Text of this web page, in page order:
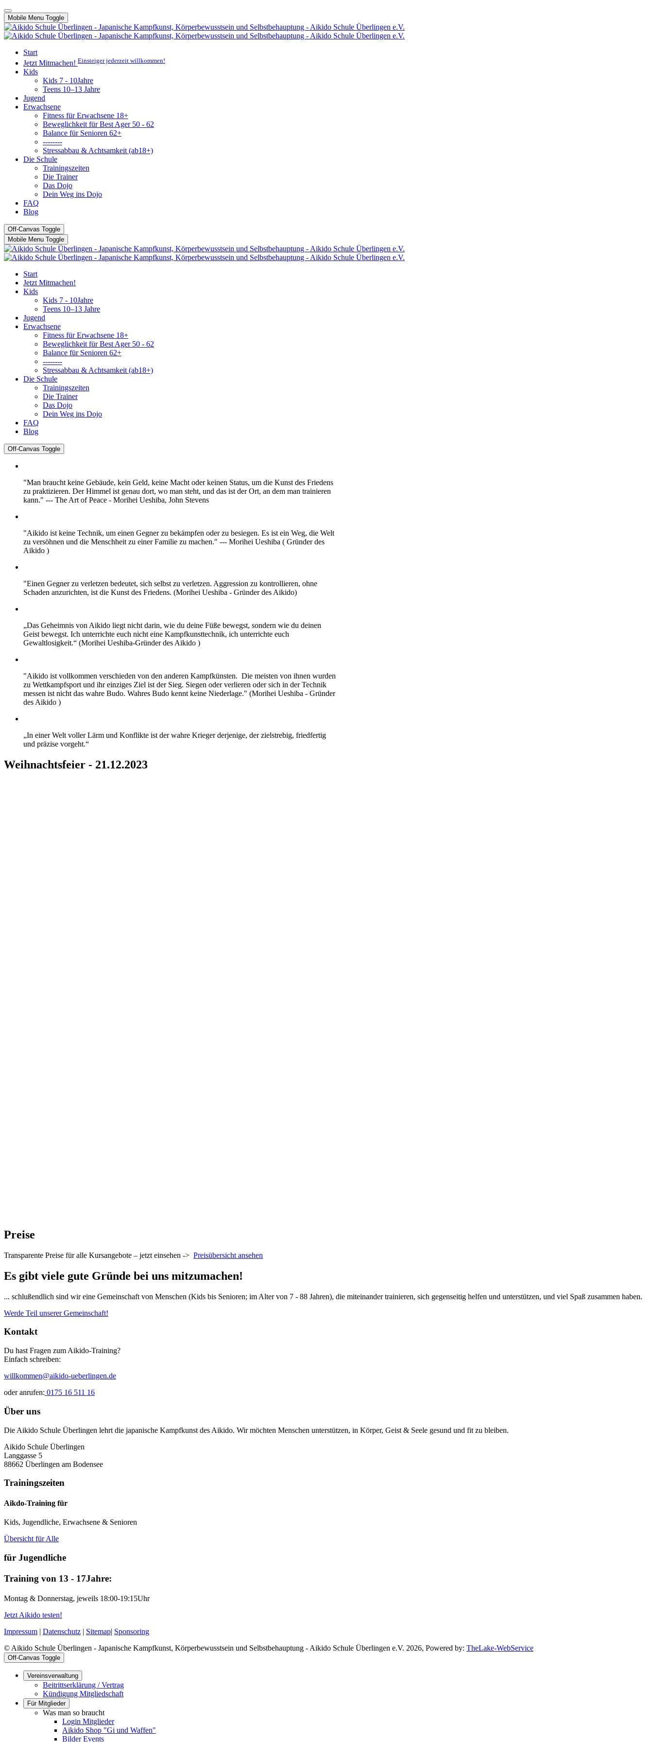
Mobile Menu Toggle
Start
Jetzt Mitmachen! Einsteiger jederzeit willkommen!
Kids
Kids 7 - 10Jahre
Teens 10–13 Jahre
Jugend
Erwachsene
Fitness für Erwachsene 18+
Beweglichkeit für Best Ager 50 - 62
Balance für Senioren 62+
--------
Stressabbau & Achtsamkeit (ab18+)
Die Schule
Trainingszeiten
Die Trainer
Das Dojo
Dein Weg ins Dojo
FAQ
Blog
Off-Canvas Toggle
Mobile Menu Toggle
Start
Jetzt Mitmachen!
Kids
Kids 7 - 10Jahre
Teens 10–13 Jahre
Jugend
Erwachsene
Fitness für Erwachsene 18+
Beweglichkeit für Best Ager 50 - 62
Balance für Senioren 62+
--------
Stressabbau & Achtsamkeit (ab18+)
Die Schule
Trainingszeiten
Die Trainer
Das Dojo
Dein Weg ins Dojo
FAQ
Blog
Off-Canvas Toggle
"Man braucht keine Gebäude, kein Geld, keine Macht oder keinen Status, um die Kunst des Friedens
zu praktizieren. Der Himmel ist genau dort, wo man steht, und das ist der Ort, an dem man trainieren
kann." --- The Art of Peace - Morihei Ueshiba, John Stevens
"Aikido ist keine Technik, um einen Gegner zu bekämpfen oder zu besiegen. Es ist ein Weg, die Welt
zu versöhnen und die Menschheit zu einer Familie zu machen." --- Morihei Ueshiba ( Gründer des
Aikido )
"Einen Gegner zu verletzen bedeutet, sich selbst zu verletzen. Aggression zu kontrollieren, ohne
Schaden anzurichten, ist die Kunst des Friedens. (Morihei Ueshiba - Gründer des Aikido)
„Das Geheimnis von Aikido liegt nicht darin, wie du deine Füße bewegst, sondern wie du deinen
Geist bewegst. Ich unterrichte euch nicht eine Kampfkunsttechnik, ich unterrichte euch
Gewaltlosigkeit.“ (Morihei Ueshiba-Gründer des Aikido )
"Aikido ist vollkommen verschieden von den anderen Kampfkünsten. Die meisten von ihnen wurden
zu Wettkampfsport und ihr einziges Ziel ist der Sieg. Siegen oder verlieren oder sich in der Technik
messen ist nicht das wahre Budo. Wahres Budo kennt keine Niederlage." (Morihei Ueshiba - Gründer
des Aikido )
„In einer Welt voller Lärm und Konflikte ist der wahre Krieger derjenige, der zielstrebig, friedfertig
und präzise vorgeht.“
Weihnachtsfeier - 21.12.2023
Preise
Transparente Preise für alle Kursangebote – jetzt einsehen -> Preisübersicht ansehen
Es gibt viele gute Gründe bei uns mitzumachen!
... schlußendlich sind wir eine Gemeinschaft von Menschen (Kids bis Senioren; im Alter von 7 - 88 Jahren), die miteinander trainieren, sich gegenseitig helfen und unterstützen, und viel Spaß zusammen haben.
Werde Teil unserer Gemeinschaft!
Kontakt
Du hast Fragen zum Aikido-Training?
Einfach schreiben:
willkommen@aikido-ueberlingen.de
oder anrufen: 0175 16 511 16
Über uns
Die Aikido Schule Überlingen lehrt die japanische Kampfkunst des Aikido. Wir möchten Menschen unterstützen, in Körper, Geist & Seele gesund und fit zu bleiben.
Aikido Schule Überlingen
Langgasse 5
88662 Überlingen am Bodensee
Trainingszeiten
Aikdo-Training für
Kids, Jugendliche, Erwachsene & Senioren
Übersicht für Alle
für Jugendliche
Training von 13 - 17Jahre:
Montag & Donnerstag, jeweils 18:00-19:15Uhr
Jetzt Aikido testen!
Impressum | Datenschutz | Sitemap| Sponsoring
© Aikido Schule Überlingen - Japanische Kampfkunst, Körperbewusstsein und Selbstbehauptung - Aikido Schule Überlingen e.V. 2026, Powered by: TheLake-WebService
Off-Canvas Toggle
Vereinsverwaltung
Beitrittserklärung / Vertrag
Kündigung Mitgliedschaft
Für Mitglieder
Was man so braucht
Login Mitglieder
Aikido Shop "Gi und Waffen"
Bilder Events